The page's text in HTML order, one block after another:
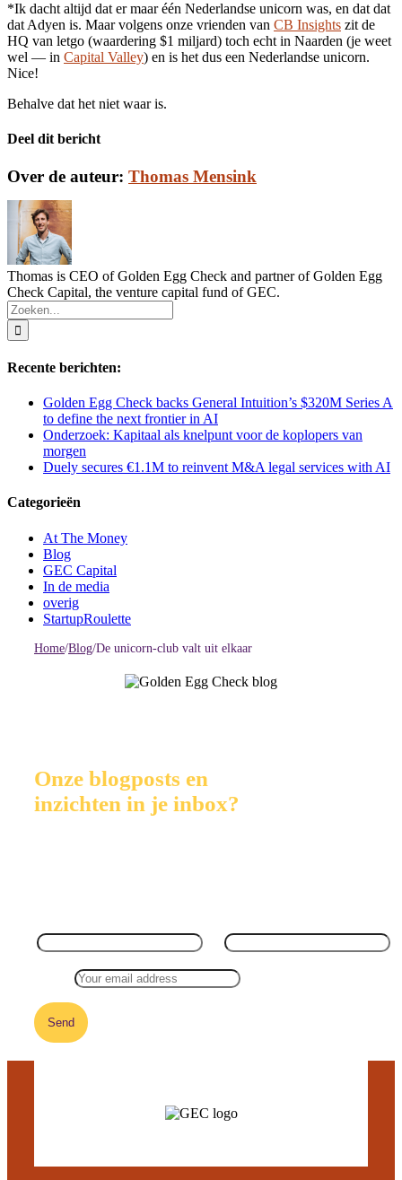
*Ik dacht altijd dat er maar één Nederlandse unicorn was, en dat dat
dat Adyen is. Maar volgens onze vrienden van CB Insights zit de
HQ van letgo (waardering $1 miljard) toch echt in Naarden (je weet
wel — in Capital Valley) en is het dus een Nederlandse unicorn.
Nice!
Behalve dat het niet waar is.
Deel dit bericht
Facebook
Twitter
LinkedIn
E-
Over de auteur: Thomas Mensink
Thomas is CEO of Golden Egg Check and partner of Golden Egg
Check Capital, the venture capital fund of GEC.
Zoeken
naar:
Recente berichten:
Golden Egg Check backs General Intuition’s $320M Series A
to define the next frontier in AI
Onderzoek: Kapitaal als knelpunt voor de koplopers van
morgen
Duely secures €1.1M to reinvent M&A legal services with AI
Categorieën
At The Money
Blog
GEC Capital
In de media
overig
StartupRoulette
Home/Blog/De unicorn-club valt uit elkaar
Onze blogposts en
inzichten in je inbox?